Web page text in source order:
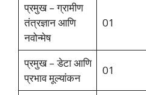
प्रमुख – ग्रामीण
तंत्रज्ञान आणि
नवोन्मेष
01
प्रमुख – डेटा आणि
प्रभाव मूल्यांकन
01